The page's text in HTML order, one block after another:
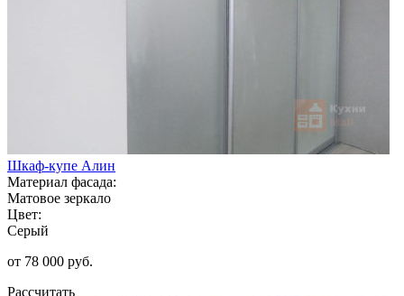
Шкаф-купе Алин
Материал фасада:
Матовое зеркало
Цвет:
Серый
от 78 000 руб.
Рассчитать